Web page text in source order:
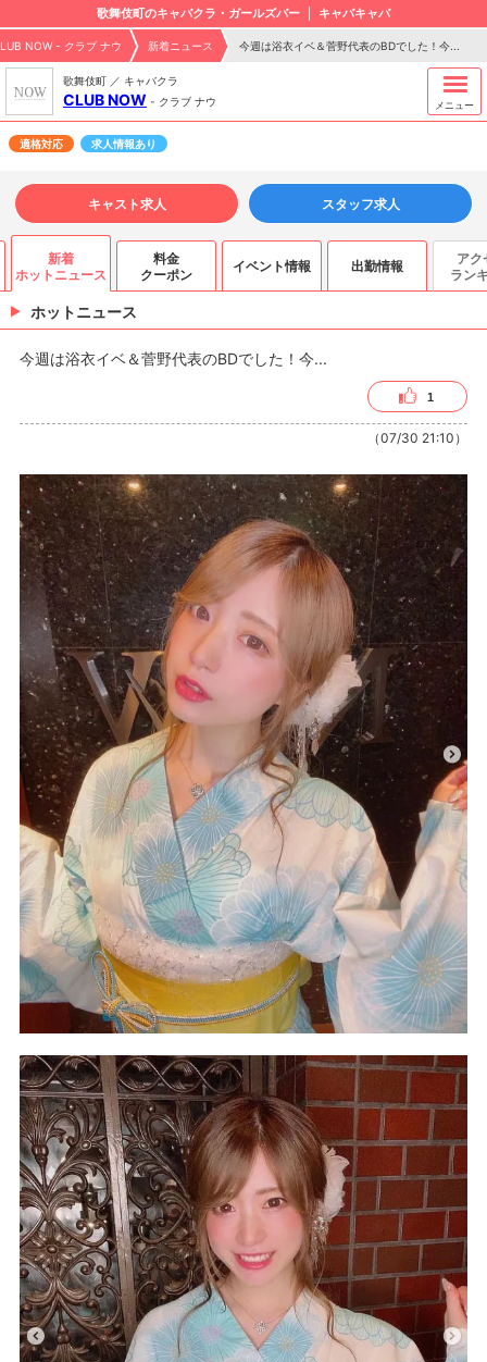
歌舞伎町のキャバクラ・ガールズバー キャバキャバ
NOW - クラブ ナウ 新着ニュース 今週は浴衣イベ＆菅野代表のBDでした！今...
歌舞伎町 ／ キャバクラ
CLUB NOW - クラブ ナウ メニュー
適格対応 求人情報あり
キャスト求人 スタッフ求人
新着
ホットニュース
料金
クーポン
イベント情報 出勤情報
アク
ラン
ホットニュース
今週は浴衣イベ＆菅野代表のBDでした！今...
1
（07/30 21:10）